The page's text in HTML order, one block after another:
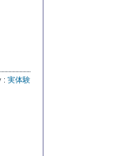
: 実体験